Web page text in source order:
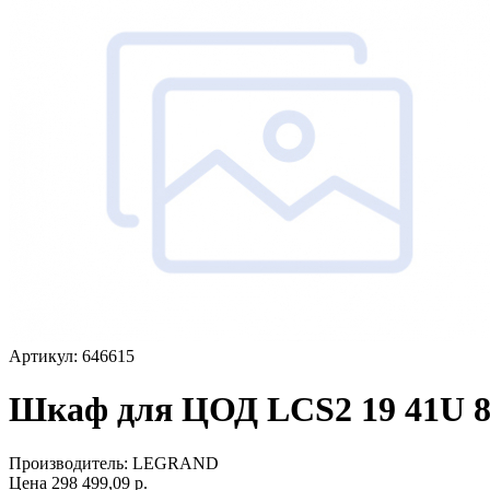
Артикул: 646615
Шкаф для ЦОД LCS2 19 41U
Производитель: LEGRAND
Цена 298 499,09 р.